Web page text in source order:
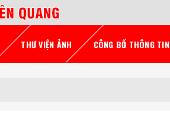
THƯ VIỆN ẢNH CÔNG BỐ THÔNG TIN